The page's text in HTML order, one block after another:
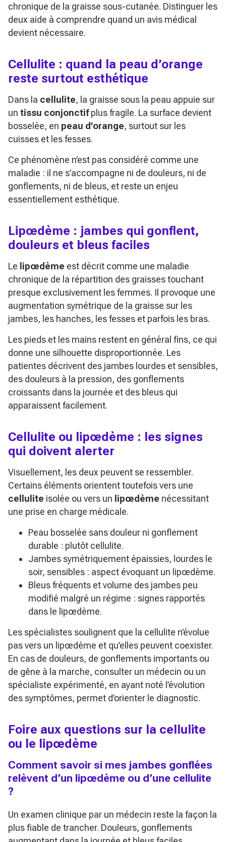
chronique de la graisse sous-cutanée. Distinguer les
deux aide à comprendre quand un avis médical
devient nécessaire.
Cellulite : quand la peau d’orange
reste surtout esthétique
Dans la cellulite, la graisse sous la peau appuie sur
un tissu conjonctifplus fragile. La surface devient
bosselée, en peau d’orange, surtout sur les
cuisses et les fesses.
Ce phénomène n’est pas considéré comme une
maladie : il ne s’accompagne ni de douleurs, ni de
gonflements, ni de bleus, et reste un enjeu
essentiellement esthétique.
Lipœdème : jambes qui gonflent,
douleurs et bleus faciles
Le lipœdème est décrit comme une maladie
chronique de la répartition des graisses touchant
presque exclusivement les femmes. Il provoque une
augmentation symétrique de la graisse sur les
jambes, les hanches, les fesses et parfois les bras.
Les pieds et les mains restent en général fins, ce qui
donne une silhouette disproportionnée. Les
patientes décrivent des jambes lourdes et sensibles,
des douleurs à la pression, des gonflements
croissants dans la journée et des bleus qui
apparaissent facilement.
Cellulite ou lipœdème : les signes
qui doivent alerter
Visuellement, les deux peuvent se ressembler.
Certains éléments orientent toutefois vers une
cellulite isolée ou vers un lipœdème nécessitant
une prise en charge médicale.
Peau bosselée sans douleur ni gonflement
durable : plutôt cellulite.
Jambes symétriquement épaissies, lourdes le
soir, sensibles : aspect évoquant un lipœdème.
Bleus fréquents et volume des jambes peu
modifié malgré un régime : signes rapportés
dans le lipœdème.
Les spécialistes soulignent que la cellulite n’évolue
pas vers un lipœdème et qu’elles peuvent coexister.
En cas de douleurs, de gonflements importants ou
de gêne à la marche, consulter un médecin ou un
spécialiste expérimenté, en ayant noté l’évolution
des symptômes, permet d’orienter le diagnostic.
Foire aux questions sur la cellulite
ou le lipœdème
Comment savoir si mes jambes gonflées
relèvent d’un lipœdème ou d’une cellulite
?
Un examen clinique par un médecin reste la façon la
plus fiable de trancher. Douleurs, gonflements